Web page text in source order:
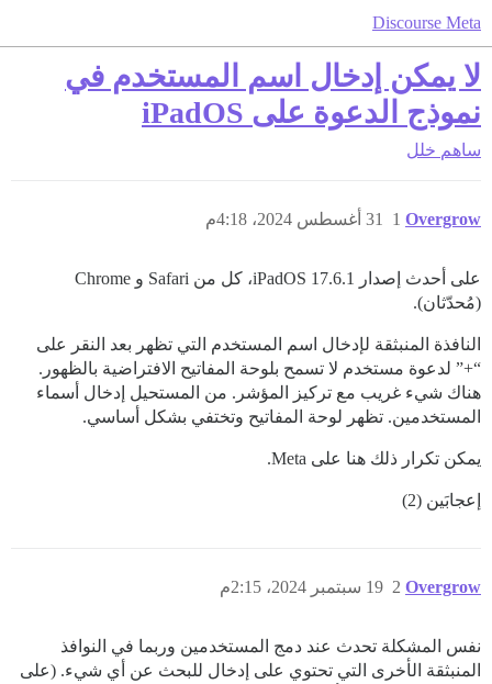
Discourse Meta
لا يمكن إدخال اسم المستخدم في
نموذج الدعوة على iPadOS
ساهم خلل
Overgrow 31 أغسطس 2024، 4:18م 1
على أحدث إصدار iPadOS 17.6.1، كل من Safari و Chrome
(مُحدّثان).
النافذة المنبثقة لإدخال اسم المستخدم التي تظهر بعد النقر على
“+” لدعوة مستخدم لا تسمح بلوحة المفاتيح الافتراضية بالظهور.
هناك شيء غريب مع تركيز المؤشر. من المستحيل إدخال أسماء
المستخدمين. تظهر لوحة المفاتيح وتختفي بشكل أساسي.
يمكن تكرار ذلك هنا على Meta.
إعجابَين (2)
Overgrow 19 سبتمبر 2024، 2:15م 2
نفس المشكلة تحدث عند دمج المستخدمين وربما في النوافذ
المنبثقة الأخرى التي تحتوي على إدخال للبحث عن أي شيء. (على